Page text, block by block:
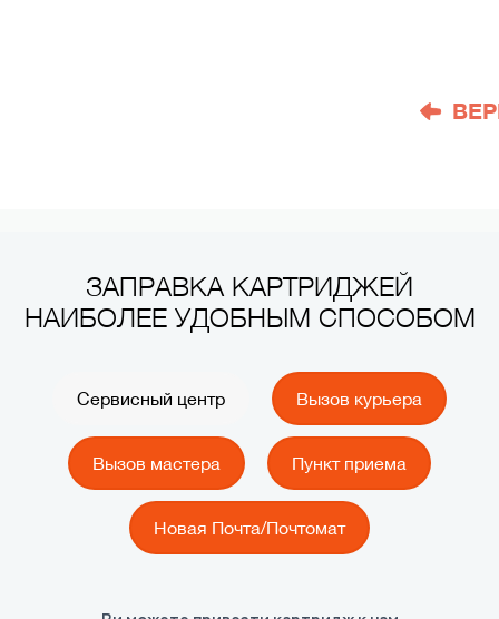
ЗАПРАВКА КАРТРИДЖЕЙ
НАИБОЛЕЕ УДОБНЫМ СПОСОБОМ
Сервисный центр Вызов курьера
Вызов мастера Пункт приема
Новая Почта/Почтомат